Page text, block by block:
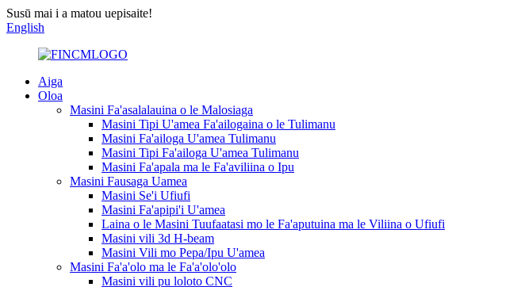
Susū mai i a matou uepisaite!
English
Aiga
Oloa
Masini Fa'asalalauina o le Malosiaga
Masini Tipi U'amea Fa'ailogaina o le Tulimanu
Masini Fa'ailoga U'amea Tulimanu
Masini Tipi Fa'ailoga U'amea Tulimanu
Masini Fa'apala ma le Fa'aviliina o Ipu
Masini Fausaga Uamea
Masini Se'i Ufiufi
Masini Fa'apipi'i U'amea
Laina o le Masini Tuufaatasi mo le Fa'aputuina ma le Viliina o Ufiufi
Masini vili 3d H-beam
Masini Vili mo Pepa/Ipu U'amea
Masini Fa'a'olo ma le Fa'a'olo'olo
Masini vili pu loloto CNC